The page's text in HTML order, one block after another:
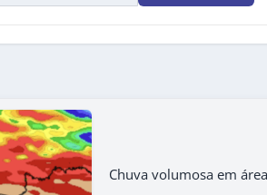
Chuva volumosa em